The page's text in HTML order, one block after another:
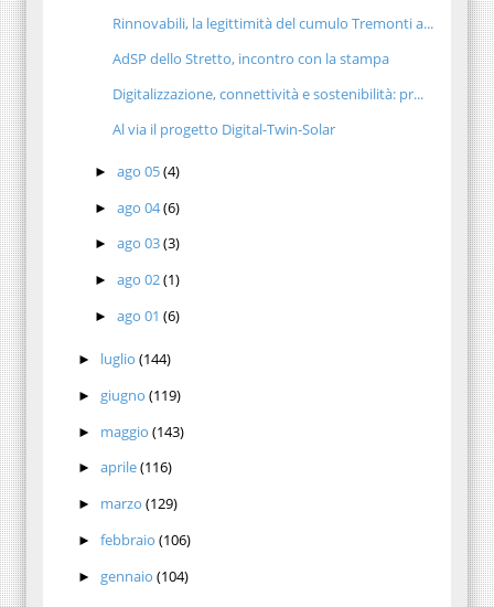
Rinnovabili, la legittimità del cumulo Tremonti a...
AdSP dello Stretto, incontro con la stampa
Digitalizzazione, connettività e sostenibilità: pr...
Al via il progetto Digital-Twin-Solar
►ago 05(4)
►ago 04(6)
►ago 03(3)
►ago 02(1)
►ago 01(6)
► luglio (144)
► giugno (119)
► maggio (143)
► aprile(116)
► marzo (129)
► febbraio (106)
► gennaio (104)